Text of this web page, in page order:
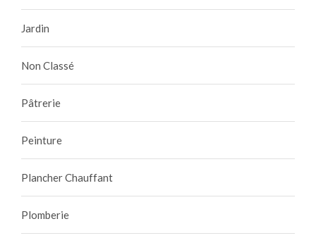
Jardin
Non Classé
Pâtrerie
Peinture
Plancher Chauffant
Plomberie